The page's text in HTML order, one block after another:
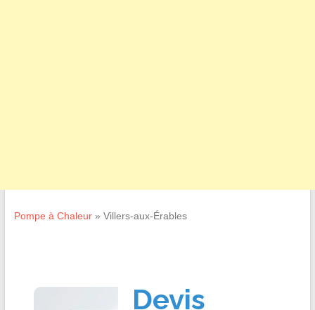
Pompe à Chaleur» Villers-aux-Érables